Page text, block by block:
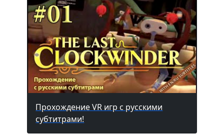
Прохождение VR игр с русскими
субтитрами!